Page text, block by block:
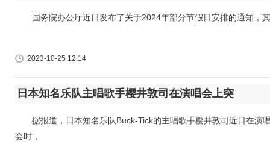
国务院办公厅近日发布了关于2024年部分节假日安排的通知，
2023-10-25 12:14
日本知名乐队主唱歌手樱井敦司在演唱会上突
据报道，日本知名乐队Buck-Tick的主唱歌手樱井敦司近日在演
会时，